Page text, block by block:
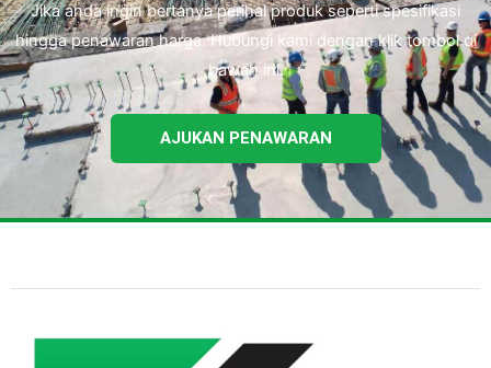
Jika anda ingin bertanya perihal produk seperti spesifikasi
hingga penawaran harga. Hubungi kami dengan klik tombol di
bawah ini.
AJUKAN PENAWARAN